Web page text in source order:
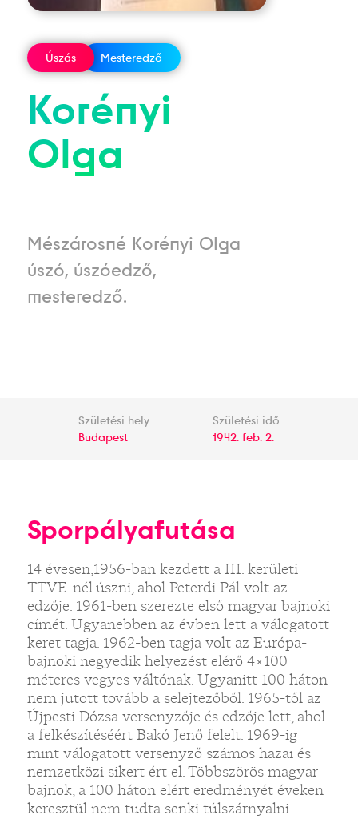
Úszás Mesteredző
Korényi
Olga
Mészárosné Korényi Olga
úszó, úszóedző,
mesteredző.
Születési hely
Budapest
Születési idő
1942. feb. 2.
Sporpályafutása
14 évesen,1956-ban kezdett a III. kerületi
TTVE-nél úszni, ahol Peterdi Pál volt az
edzője. 1961-ben szerezte első magyar bajnoki
címét. Ugyanebben az évben lett a válogatott
keret tagja. 1962-ben tagja volt az Európa-
bajnoki negyedik helyezést elérő 4×100
méteres vegyes váltónak. Ugyanitt 100 háton
nem jutott tovább a selejtezőből. 1965-től az
Újpesti Dózsa versenyzője és edzője lett, ahol
a felkészítéséért Bakó Jenő felelt. 1969-ig
mint válogatott versenyző számos hazai és
nemzetközi sikert ért el. Többszörös magyar
bajnok, a 100 háton elért eredményét éveken
keresztül nem tudta senki túlszárnyalni.